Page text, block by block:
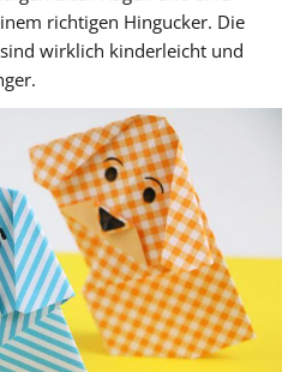
richtigen Hingucker. Die
wirklich kinderleicht und